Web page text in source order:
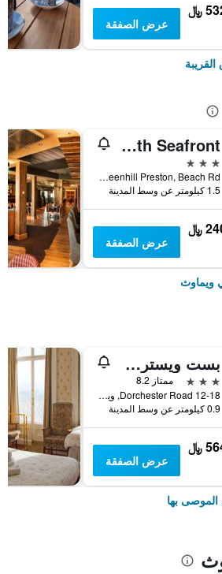
﷼
عرض الصفقة
Premier Inn Weymouth Seafront
3 نجوم
Greenhill Preston, Beach Rd, ويماوث, المملكة المتحدة
1.5 كيلومتر عن وسط المدينة
﷼
عرض الصفقة
ويماوث
بست ويسترن ويماوث هوتل رمبراند
3 نجوم
ممتاز 8.2
12-18 Dorchester Road, ويماوث, المملكة المتحدة
0.9 كيلومتر عن وسط المدينة
﷼
عرض الصفقة
الموصى بها